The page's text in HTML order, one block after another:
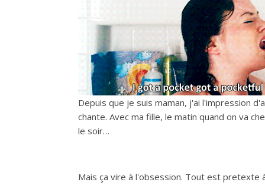
Depuis que je suis maman, j'ai l'impression
chante. Avec ma fille, le matin quand on va
le soir…
Mais ça vire à l'obsession. Tout est pretexte